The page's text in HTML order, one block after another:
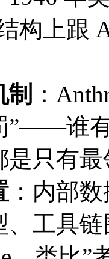
构上跟
：
”——谁
是只有
：内部
工具